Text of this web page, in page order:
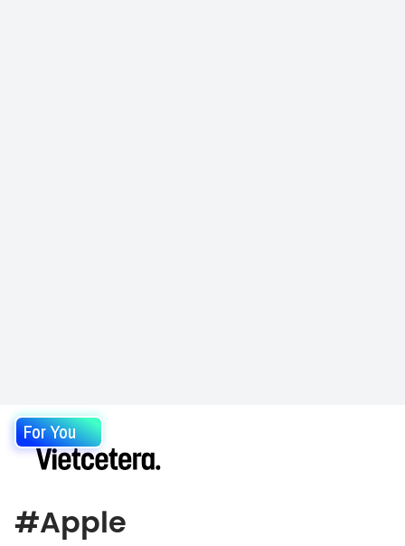
For You
#Apple